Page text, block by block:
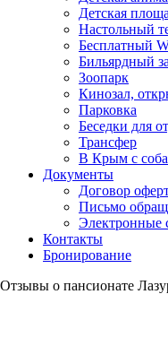
Детская
Настольный
Бесплатный
Бильярдный
Зоопарк
Кинозал,
Парковка
Беседки для
Трансфер
В Крым с
Документы
Договор
Письмо
Электронные
Контакты
Бронирование
Отзывы о пансионате